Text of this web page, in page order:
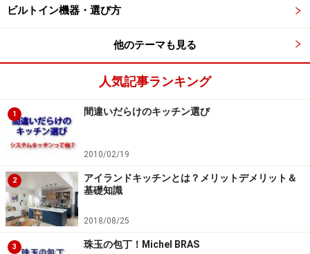
ビルトイン機器・選び方
他のテーマも見る
人気記事ランキング
1 間違いだらけのキッチン選び
2010/02/19
2
アイランドキッチンとは？メリットデメリット＆
基礎知識
2018/08/25
3 珠玉の包丁！Michel BRAS